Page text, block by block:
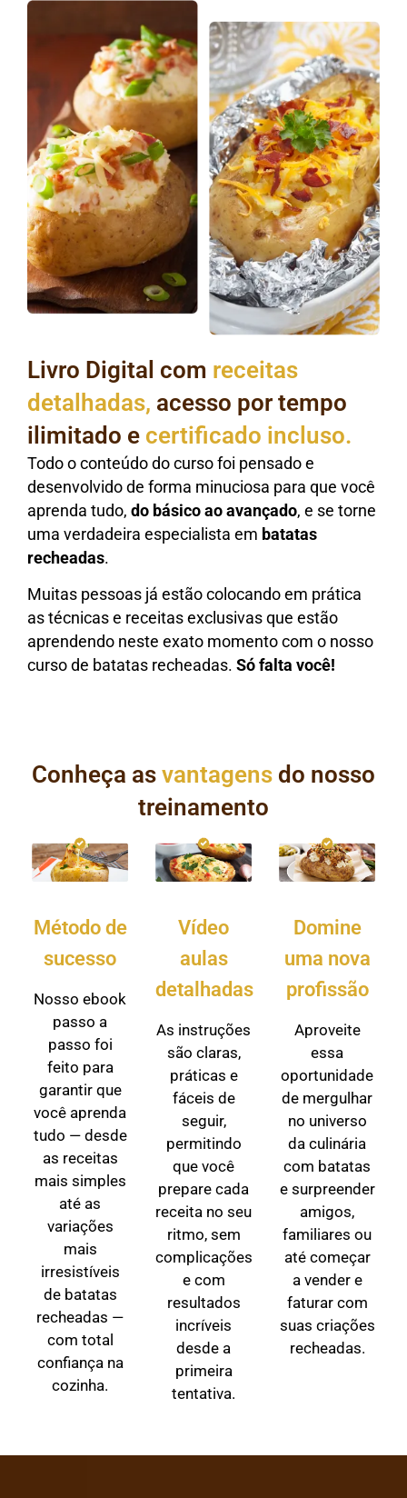
Livro Digital com receitas
detalhadas, acesso por tempo
ilimitado e certificado incluso.
Todo o conteúdo do curso foi pensado e
desenvolvido de forma minuciosa para que você
aprenda tudo, do básico ao avançado, e se torne
uma verdadeira especialista em batatas
recheadas.
Muitas pessoas já estão colocando em prática
as técnicas e receitas exclusivas que estão
aprendendo neste exato momento com o nosso
curso de batatas recheadas. Só falta você!
Conheça as vantagens do nosso
treinamento
Método de
sucesso
Nosso ebook
passo a
passo foi
feito para
garantir que
você aprenda
tudo — desde
as receitas
mais simples
até as
variações
mais
irresistíveis
de batatas
recheadas —
com total
confiança na
cozinha.
Vídeo
aulas
detalhadas
As instruções
são claras,
práticas e
fáceis de
seguir,
permitindo
que você
prepare cada
receita no seu
ritmo, sem
complicações
e com
resultados
incríveis
desde a
primeira
tentativa.
Domine
uma nova
profissão
Aproveite
essa
oportunidade
de mergulhar
no universo
da culinária
com batatas
e surpreender
amigos,
familiares ou
até começar
a vender e
faturar com
suas criações
recheadas.